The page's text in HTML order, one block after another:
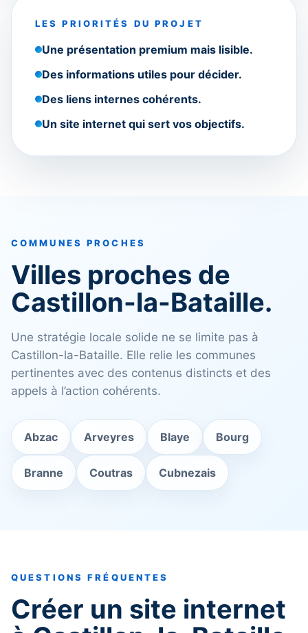
LES PRIORITÉS DU PROJET
Une présentation premium mais lisible.
Des informations utiles pour décider.
Des liens internes cohérents.
Un site internet qui sert vos objectifs.
COMMUNES PROCHES
Villes proches de
Castillon-la-Bataille.
Une stratégie locale solide ne se limite pas à
Castillon-la-Bataille. Elle relie les communes
pertinentes avec des contenus distincts et des
appels à l’action cohérents.
Abzac Arveyres Blaye Bourg
Branne Coutras Cubnezais
QUESTIONS FRÉQUENTES
Créer un site internet